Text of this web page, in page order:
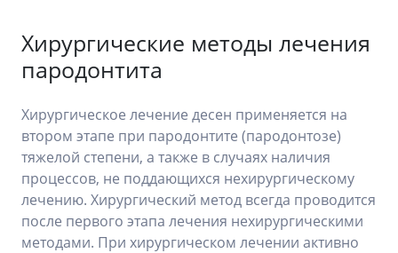
Хирургические методы лечения
пародонтита
Хирургическое лечение десен применяется на
втором этапе при пародонтите (пародонтозе)
тяжелой степени, а также в случаях наличия
процессов, не поддающихся нехирургическому
лечению. Хирургический метод всегда проводится
после первого этапа лечения нехирургическими
методами. При хирургическом лечении активно